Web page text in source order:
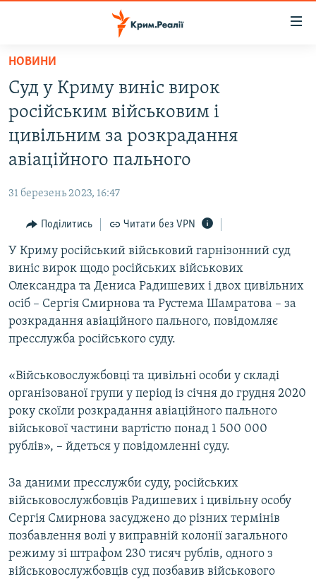
Перейти
основного
матеріалу
Перейти
до
основної
Перейти
пошуку
ВОДА.КРИМ
ВІДЕО ТА ФОТО
ПОЛІТИКА
ПОГЛЯД
ІНТЕРВ'Ю
ВСЕ ЗА ДЕНЬ
СПЕЦПРОЕКТИ
ДЕПОРТАЦІЯ
ВІДЕОУРОКИ «ELIFBE»
УКРАЇНСЬКА ПРОБЛЕМА КРИМУ
ІНФОГРАФІКА
ЯК ОБІЙТИ БЛОКУВАННЯ
Русский
ДОЛУЧАЙСЯ!
НОВИНИ
Суд у Криму виніс вирок
російським військовим і
цивільним за розкрадання
авіаційного пального
31 березень 2023, 16:47
Поділитись Читати без VPN
У Криму російський військовий гарнізонний суд
виніс вирок щодо російських військових
Олександра та Дениса Радишевих і двох цивільних
осіб – Сергія Смирнова та Рустема Шамратова – за
розкрадання авіаційного пального, повідомляє
пресслужба російського суду.
«Військовослужбовці та цивільні особи у складі
організованої групи у період із січня до грудня 2020
року скоїли розкрадання авіаційного пального
військової частини вартістю понад 1 500 000
рублів», – йдеться у повідомленні суду.
За даними пресслужби суду, російських
військовослужбовців Радишевих і цивільну особу
Сергія Смирнова засуджено до різних термінів
позбавлення волі у виправній колонії загального
режиму зі штрафом 230 тисяч рублів, одного з
військовослужбовців суд позбавив військового